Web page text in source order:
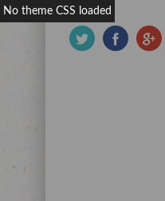
No theme CSS loaded